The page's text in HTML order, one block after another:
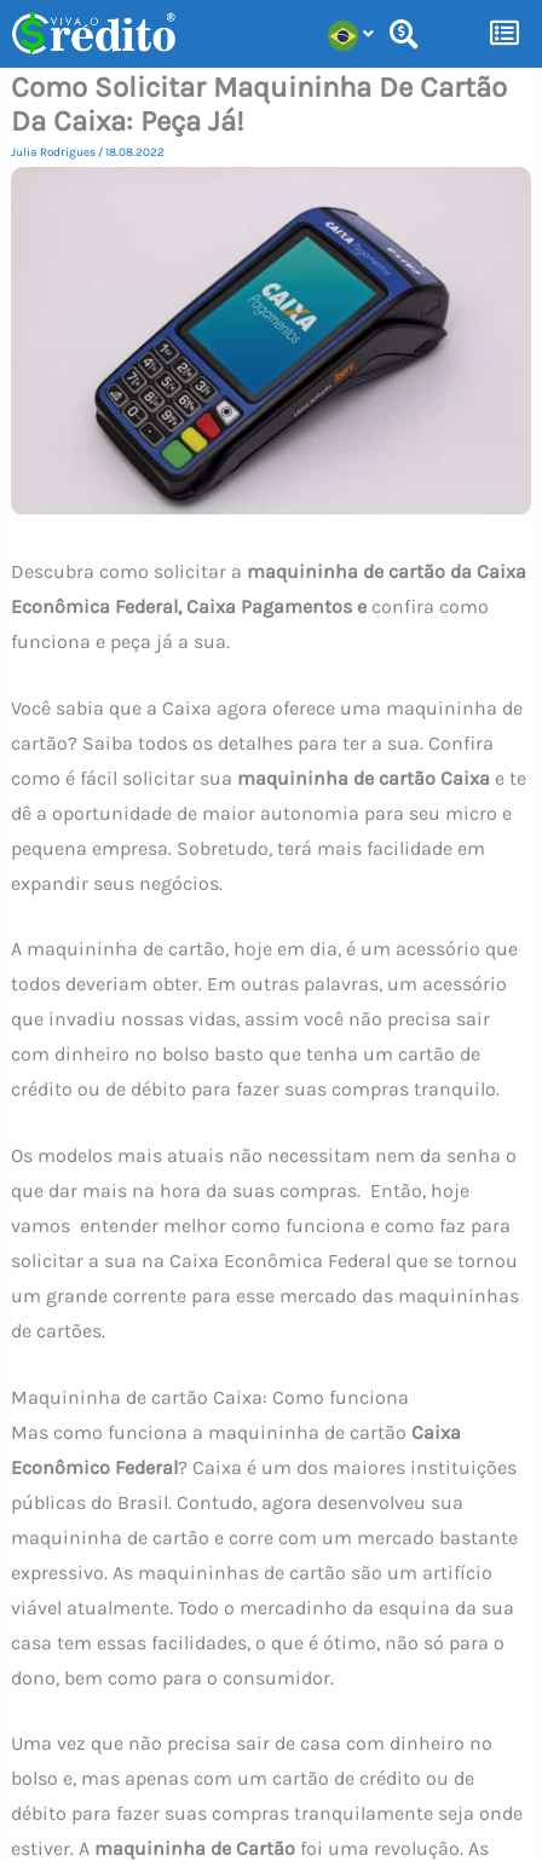
para
conteúdo
Como Solicitar Maquininha De Cartão
Da Caixa: Peça Já!
Julia Rodrigues /18.08.2022
Descubra como solicitar a maquininha de cartão da Caixa
Econômica Federal, Caixa Pagamentos e confira como
funciona e peça já a sua.
Você sabia que a Caixa agora oferece uma maquininha de
cartão? Saiba todos os detalhes para ter a sua. Confira
como é fácil solicitar sua maquininha de cartão Caixa e te
dê a oportunidade de maior autonomia para seu micro e
pequena empresa. Sobretudo, terá mais facilidade em
expandir seus negócios.
A maquininha de cartão, hoje em dia, é um acessório que
todos deveriam obter. Em outras palavras, um acessório
que invadiu nossas vidas, assim você não precisa sair
com dinheiro no bolso basto que tenha um cartão de
crédito ou de débito para fazer suas compras tranquilo.
Os modelos mais atuais não necessitam nem da senha o
que dar mais na hora da suas compras. Então, hoje
vamos entender melhor como funciona e como faz para
solicitar a sua na Caixa Econômica Federal que se tornou
um grande corrente para esse mercado das maquininhas
de cartões.
Maquininha de cartão Caixa: Como funciona
Mas como funciona a maquininha de cartão Caixa
Econômico Federal? Caixa é um dos maiores instituições
públicas do Brasil. Contudo, agora desenvolveu sua
maquininha de cartão e corre com um mercado bastante
expressivo. As maquininhas de cartão são um artifício
viável atualmente. Todo o mercadinho da esquina da sua
casa tem essas facilidades, o que é ótimo, não só para o
dono, bem como para o consumidor.
Uma vez que não precisa sair de casa com dinheiro no
bolso e, mas apenas com um cartão de crédito ou de
débito para fazer suas compras tranquilamente seja onde
estiver. A maquininha de Cartãofoi uma revolução. As